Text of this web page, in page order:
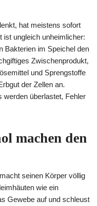
hat meistens sofort
ist ungleich unheimlicher:
Bakterien im Speichel den
Zwischenprodukt,
und Sprengstoffe
der Zellen an.
werden überlastet, Fehler
machen den
seinen Körper völlig
wie ein
Gewebe auf und schleust